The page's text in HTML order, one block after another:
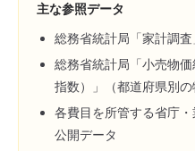
主な参照データ
総務省統計局「家計調査
総務省統計局「小売物
指数）」（都道府県別の
各費目を所管する省庁
公開データ